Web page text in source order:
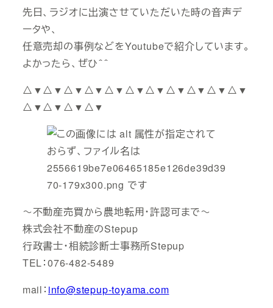
先日、ラジオに出演させていただいた時の音声デ
ータや、
任意売却の事例などをYoutubeで紹介しています。
よかったら、ぜひ＾＾
△▼△▼△▼△▼△▼△▼△▼△▼△▼△▼△▼
△▼△▼△▼△▼
～不動産売買から農地転用・許認可まで～
株式会社不動産のStepup
行政書士・相続診断士事務所Stepup
TEL：076-482-5489
mail： info@stepup-toyama.com